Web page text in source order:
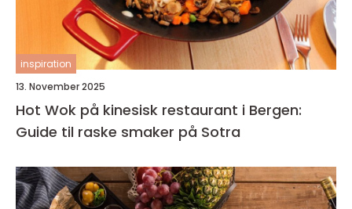
inspiration
13. November 2025
Hot Wok på kinesisk restaurant i Bergen:
Guide til raske smaker på Sotra